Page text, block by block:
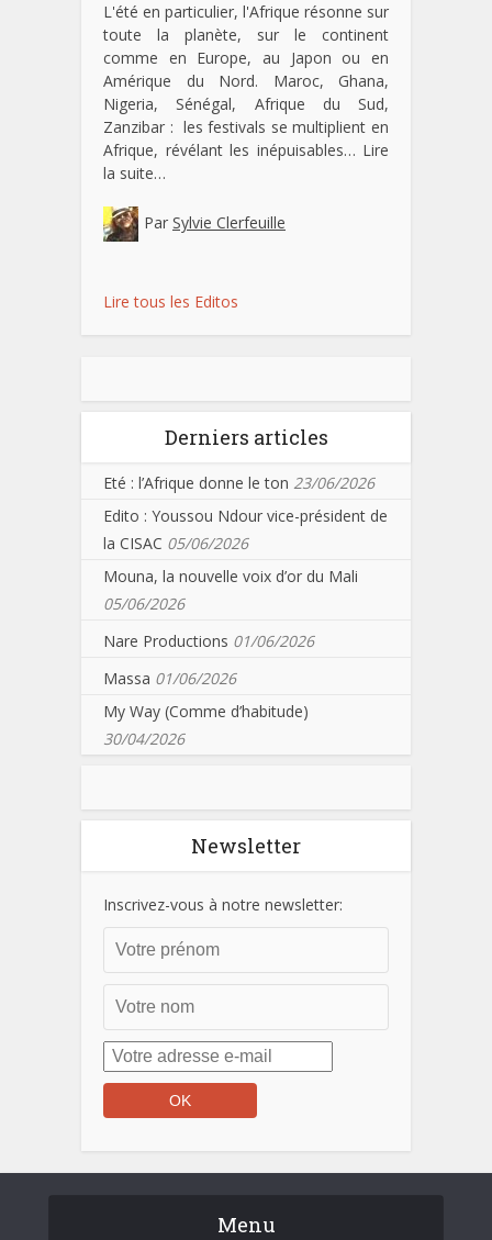
L'été en particulier, l'Afrique résonne sur
toute la planète, sur le continent
comme en Europe, au Japon ou en
Amérique du Nord. Maroc, Ghana,
Nigeria, Sénégal, Afrique du Sud,
Zanzibar : les festivals se multiplient en
Afrique, révélant les inépuisables… Lire
la suite…
Par Sylvie Clerfeuille
Lire tous les Editos
Derniers articles
Eté : l’Afrique donne le ton 23/06/2026
Edito : Youssou Ndour vice-président de
la CISAC 05/06/2026
Mouna, la nouvelle voix d’or du Mali
05/06/2026
Nare Productions 01/06/2026
Massa 01/06/2026
My Way (Comme d’habitude)
30/04/2026
Newsletter
Inscrivez-vous à notre newsletter:
Menu